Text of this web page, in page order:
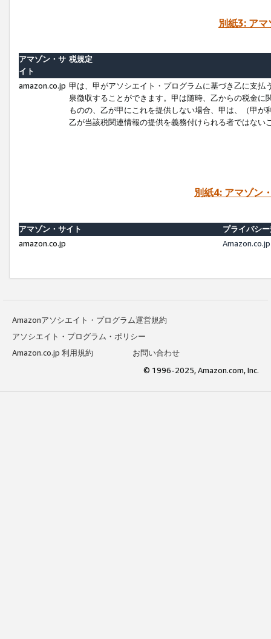
別紙3: ア
アマゾン・サ
イト
税規定
amazon.co.jp 甲は、甲がアソシエイト・プログラムに基づき乙に支
泉徴収することができます。甲は随時、乙からの税金
ものの、乙が甲にこれを提供しない場合、甲は、（甲
乙が当該税関連情報の提供を義務付けられる者ではな
別紙4: アマゾン
アマゾン・サイト
プライバシ
amazon.co.jp
Amazonアソシエイト・プログラム運営規約
アソシエイト・プログラム・ポリシー
Amazon.co.jp 利用規約
お問い合わせ
© 1996-2025, Amazon.com, Inc.